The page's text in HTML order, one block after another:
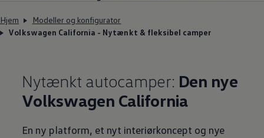
Hjem
Modeller og konfigurator
Volkswagen California - Nytænkt & fleksibel camper
Nytænkt autocamper: Den nye
Volkswagen California
En ny platform, et nyt interiørkoncept og nye